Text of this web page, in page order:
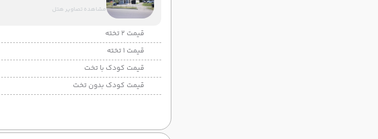
مشاهده تصاویر هتل
قیمت 2 تخته
قیمت 1 تخته
قیمت کودک با تخت
قیمت کودک بدون تخت